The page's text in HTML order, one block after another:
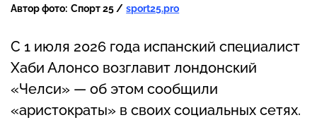
Автор фото: Спорт 25 / sport25.pro
С 1 июля 2026 года испанский специалист
Хаби Алонсо возглавит лондонский
«Челси» — об этом сообщили
«аристократы» в своих социальных сетях.